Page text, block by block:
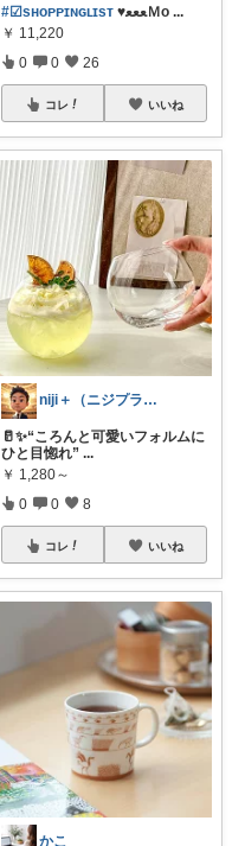
#☑sʜᴏᴘᴘɪɴɢʟɪsᴛ ♥ﻌﻌﻌＭᴏ ...
￥ 11,220
0 0 26
コレ いいね
niji＋（ニジプラス）感謝しています
🥛✨“ころんと可愛いフォルムに
ひと目惚れ” ...
￥ 1,280～
0 0 8
コレ いいね
かこ